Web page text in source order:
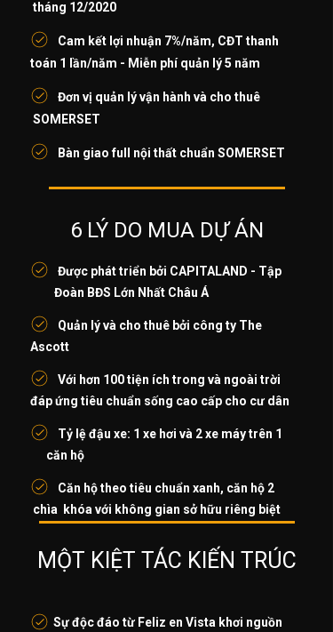
tháng 12/2020
Cam kết lợi nhuận 7%/năm, CĐT thanh
toán 1 lần/năm - Miễn phí quản lý 5 năm
Đơn vị quản lý vận hành và cho thuê
SOMERSET
Bàn giao full nội thất chuẩn SOMERSET
6 LÝ DO MUA DỰ ÁN
Được phát triển bởi CAPITALAND - Tập
Đoàn BĐS Lớn Nhất Châu Á
Quản lý và cho thuê bởi công ty The
Ascott
Với hơn 100 tiện ích trong và ngoài trời
đáp ứng tiêu chuẩn sống cao cấp cho cư dân
Tỷ lệ đậu xe: 1 xe hơi và 2 xe máy trên 1
căn hộ
Căn hộ theo tiêu chuẩn xanh, căn hộ 2
chìa khóa với không gian sở hữu riêng biệt
MỘT KIỆT TÁC KIẾN TRÚC
Sự độc đáo từ Feliz en Vista khơi nguồn